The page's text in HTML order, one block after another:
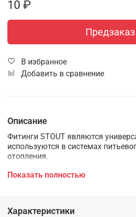
10 ₽
Предзаказ
В избранное
Добавить в сравнение
Описание
Фитинги STOUT являются
используются в системах
отопления.
Фитинги выполнены из
Широкая номенклатура фитингов
Показать полностью
Характеристики